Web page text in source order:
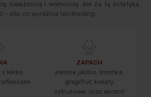
świeżością i wolnością. Ale za tą estetyką
– oto, co wyróżnia ten Riesling:
z lekko
ZAPACH
zielone jabłko, limonka,
grejpfrut, kwiaty
cytrusowe, oraz akcent